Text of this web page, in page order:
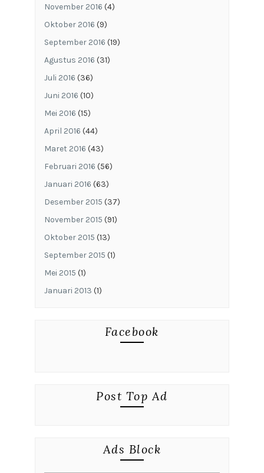
November 2016 (4)
Oktober 2016 (9)
September 2016 (19)
Agustus 2016 (31)
Juli 2016 (36)
Juni 2016 (10)
Mei 2016 (15)
April 2016 (44)
Maret 2016 (43)
Februari 2016 (56)
Januari 2016 (63)
Desember 2015 (37)
November 2015 (91)
Oktober 2015 (13)
September 2015 (1)
Mei 2015 (1)
Januari 2013 (1)
Facebook
Post Top Ad
Ads Block